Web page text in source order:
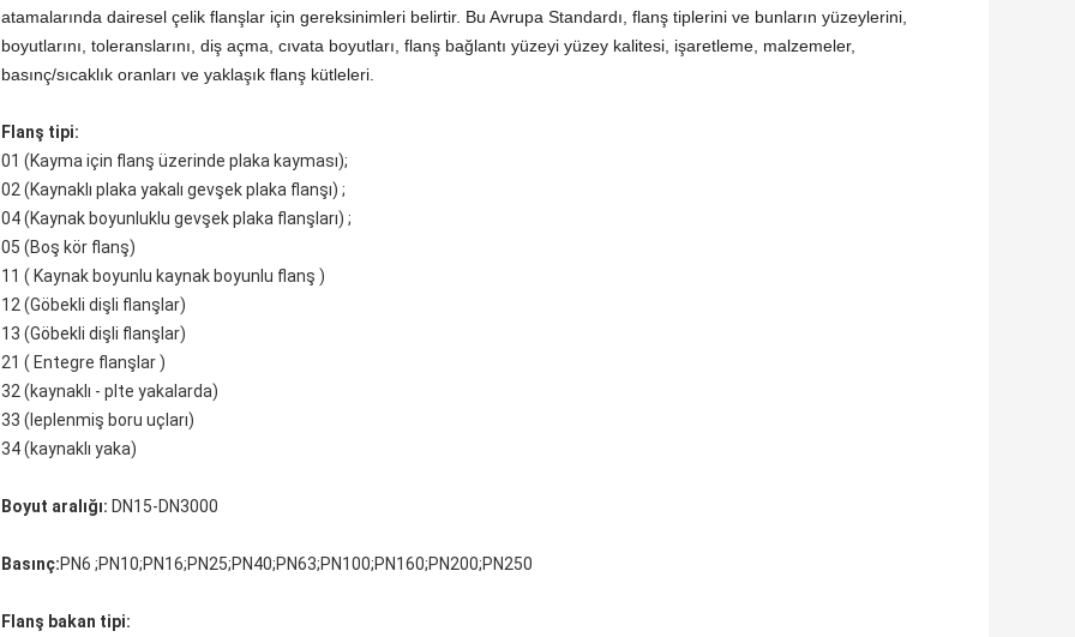
atamalarında dairesel çelik flanşlar için gereksinimleri belirtir. Bu Avrupa Standardı, flanş tiplerini ve bunların yüzeylerini,
boyutlarını, toleranslarını, diş açma, cıvata boyutları, flanş bağlantı yüzeyi yüzey kalitesi, işaretleme, malzemeler,
basınç/sıcaklık oranları ve yaklaşık flanş kütleleri.
Flanş tipi:
01 (Kayma için flanş üzerinde plaka kayması);
02 (Kaynaklı plaka yakalı gevşek plaka flanşı) ;
04 (Kaynak boyunluklu gevşek plaka flanşları) ;
05 (Boş kör flanş)
11 ( Kaynak boyunlu kaynak boyunlu flanş )
12 (Göbekli dişli flanşlar)
13 (Göbekli dişli flanşlar)
21 ( Entegre flanşlar )
32 (kaynaklı - plte yakalarda)
33 (leplenmiş boru uçları)
34 (kaynaklı yaka)
Boyut aralığı: DN15-DN3000
Basınç:PN6 ;PN10;PN16;PN25;PN40;PN63;PN100;PN160;PN200;PN250
Flanş bakan tipi: